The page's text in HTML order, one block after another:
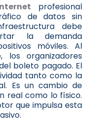
profesional
de datos sin
debe
la demanda
móviles. Al
los organizadores
boleto pagado. El
tanto como la
Es un cambio de
real como lo físico.
que impulsa esta